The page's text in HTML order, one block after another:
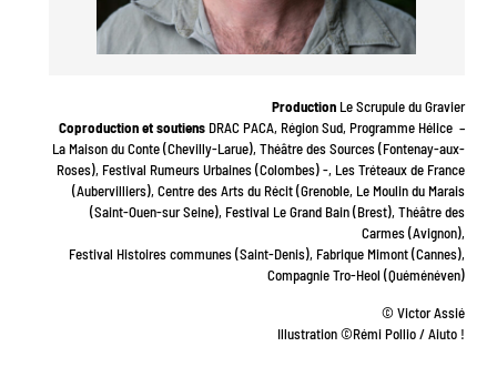
ProductionLe Scrupule du Gravier
Coproduction et soutiensDRAC PACA, Région Sud, Programme Hélice –
La Maison du Conte (Chevilly-Larue), Théâtre des Sources (Fontenay-aux-
Roses), Festival Rumeurs Urbaines (Colombes) -, Les Tréteaux de France
(Aubervilliers), Centre des Arts du Récit (Grenoble, Le Moulin du Marais
(Saint-Ouen-sur Seine), Festival Le Grand Bain (Brest), Théâtre des
Carmes (Avignon),
Festival Histoires communes (Saint-Denis), Fabrique Mimont (Cannes),
Compagnie Tro-Heol (Quéménéven)
© Victor Assié
Illustration ©Rémi Pollio / Aiuto !